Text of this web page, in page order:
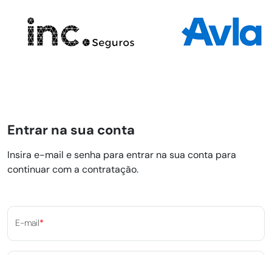
Entrar na sua conta
Insira e-mail e senha para entrar na sua conta para
continuar com a contratação.
E-mail*